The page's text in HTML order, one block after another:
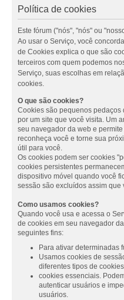
Política de cookies
Este fórum ("nós", "nós" ou
Ao usar o Serviço, você
de Cookies explica o que são
terceiros com quem podemos
Serviço, suas escolhas em
cookies.
O que são cookies?
Cookies são pequenos
por um site que você visita. Um
seu navegador da web e
reconheça você e torne sua
útil para você.
Os cookies podem ser cookies
cookies persistentes
dispositivo móvel quando você
sessão são excluídos assim que
Como usamos cookies?
Quando você usa e acessa o
de cookies em seu navegador
seguintes fins:
Para ativar determinadas
Usamos cookies de
diferentes tipos de
cookies essenciais.
autenticar usuários e
usuários.